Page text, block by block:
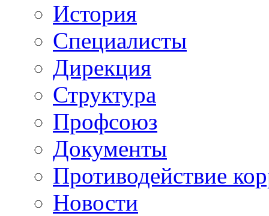
История
Специалисты
Дирекция
Структура
Профсоюз
Документы
Противодействие
Новости